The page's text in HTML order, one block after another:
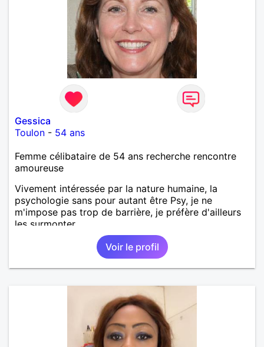
Gessica
Toulon - 54 ans
Femme célibataire de 54 ans recherche rencontre
amoureuse
Vivement intéressée par la nature humaine, la
psychologie sans pour autant être Psy, je ne
m'impose pas trop de barrière, je préfère d'ailleurs
les surmonter.
Voir le profil